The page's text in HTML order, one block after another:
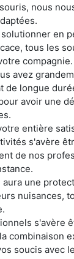
nous
en
tous les
compagnie.
avez
de longue
avoir une
entière
s'avère
de nos
une
nuisances,
s'avère
combinaison
soucis avec